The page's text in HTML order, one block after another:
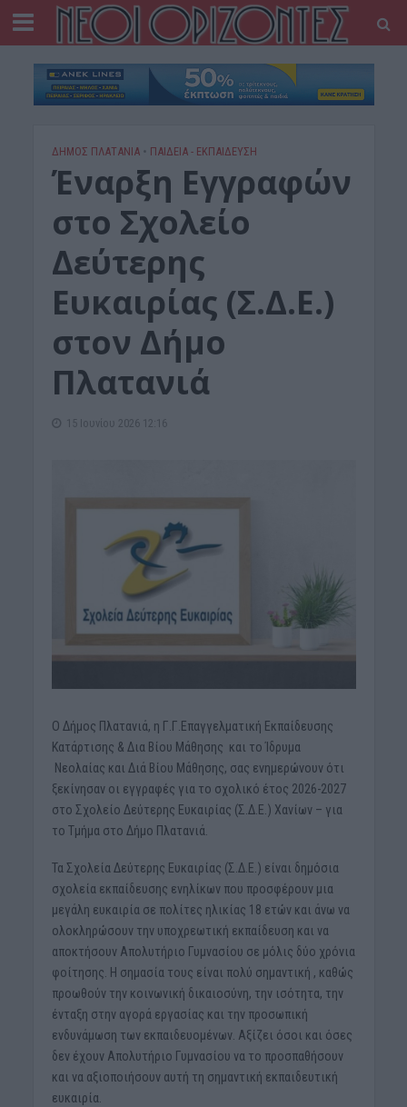
ΔΉΜΟΣ ΠΛΑΤΑΝΙΆ • ΠΑΙΔΕΙΑ - ΕΚΠΑΙΔΕΥΣΗ
Έναρξη Εγγραφών
στο Σχολείο
Δεύτερης
Ευκαιρίας (Σ.Δ.Ε.)
στον Δήμο
Πλατανιά
15 Ιουνίου 2026 12:16
Ο Δήμος Πλατανιά, η Γ.Γ.Επαγγελματική Εκπαίδευσης
Κατάρτισης & Δια Βίου Μάθησης και το Ίδρυμα
Νεολαίας και Διά Βίου Μάθησης, σας ενημερώνουν ότι
ξεκίνησαν οι εγγραφές για το σχολικό έτος 2026-2027
στο Σχολείο Δεύτερης Ευκαιρίας (Σ.Δ.Ε.) Χανίων – για
το Τμήμα στο Δήμο Πλατανιά.
Τα Σχολεία Δεύτερης Ευκαιρίας (Σ.Δ.Ε.) είναι δημόσια
σχολεία εκπαίδευσης ενηλίκων που προσφέρουν μια
μεγάλη ευκαιρία σε πολίτες ηλικίας 18 ετών και άνω να
ολοκληρώσουν την υποχρεωτική εκπαίδευση και να
αποκτήσουν Απολυτήριο Γυμνασίου σε μόλις δύο χρόνια
φοίτησης. Η σημασία τους είναι πολύ σημαντική , καθώς
προωθούν την κοινωνική δικαιοσύνη, την ισότητα, την
ένταξη στην αγορά εργασίας και την προσωπική
ενδυνάμωση των εκπαιδευομένων. Αξίζει όσοι και όσες
δεν έχουν Απολυτήριο Γυμνασίου να το προσπαθήσουν
και να αξιοποιήσουν αυτή τη σημαντική εκπαιδευτική
ευκαιρία.